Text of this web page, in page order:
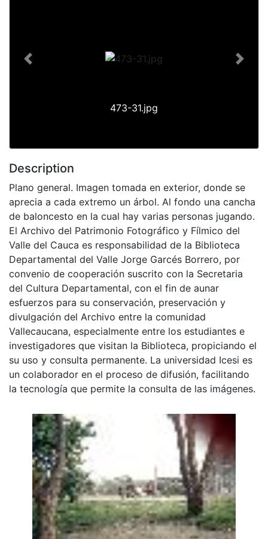
473-31.jpg
Previous Next
Description
Plano general. Imagen tomada en exterior, donde se
aprecia a cada extremo un árbol. Al fondo una cancha
de baloncesto en la cual hay varias personas jugando.
El Archivo del Patrimonio Fotográfico y Fílmico del
Valle del Cauca es responsabilidad de la Biblioteca
Departamental del Valle Jorge Garcés Borrero, por
convenio de cooperación suscrito con la Secretaria
del Cultura Departamental, con el fin de aunar
esfuerzos para su conservación, preservación y
divulgación del Archivo entre la comunidad
Vallecaucana, especialmente entre los estudiantes e
investigadores que visitan la Biblioteca, propiciando el
su uso y consulta permanente. La universidad Icesi es
un colaborador en el proceso de difusión, facilitando
la tecnología que permite la consulta de las imágenes.